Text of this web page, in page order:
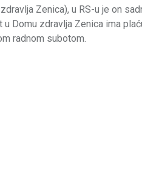
Zenica), u RS-u je on
Domu zdravlja Zenica ima
radnom subotom.